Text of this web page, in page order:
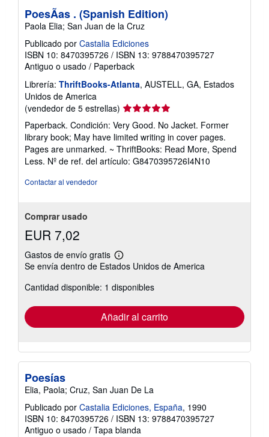
PoesÃas . (Spanish Edition)
Paola Elia; San Juan de la Cruz
Publicado por Castalia Ediciones
ISBN 10: 8470395726 / ISBN 13: 9788470395727
Antiguo o usado / Paperback
Librería: ThriftBooks-Atlanta, AUSTELL, GA, Estados
Unidos de America
(vendedor de 5 estrellas) Calificación
del
vendedor:
5
de
5
Paperback. Condición: Very Good. No Jacket. Former
library book; May have limited writing in cover pages.
Pages are unmarked. ~ ThriftBooks: Read More, Spend
Less. Nº de ref. del artículo: G8470395726I4N10
Contactar al vendedor
Comprar usado
EUR 7,02
Gastos de envío gratis
Más
información
las
tarifas
envío
Se envía dentro de Estados Unidos de America
Cantidad disponible: 1 disponibles
Añadir al carrito
Poesías
Elia, Paola; Cruz, San Juan De La
Publicado por Castalia Ediciones, España, 1990
ISBN 10: 8470395726 / ISBN 13: 9788470395727
Antiguo o usado / Tapa blanda